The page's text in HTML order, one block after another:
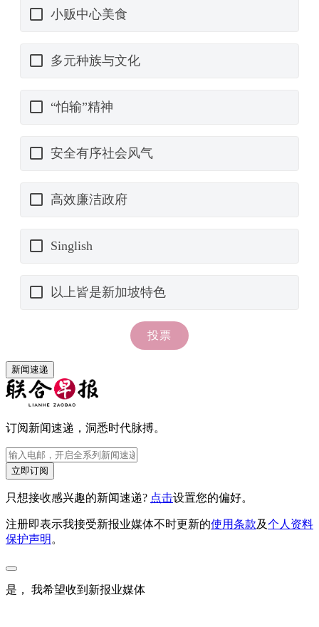
新闻速递
订阅新闻速递，洞悉时代脉搏。
立即订阅
只想接收感兴趣的新闻速递? 点击设置您的偏好。
注册即表示我接受新报业媒体不时更新的使用条款及个人资料
保护声明 。
是， 我希望收到新报业媒体